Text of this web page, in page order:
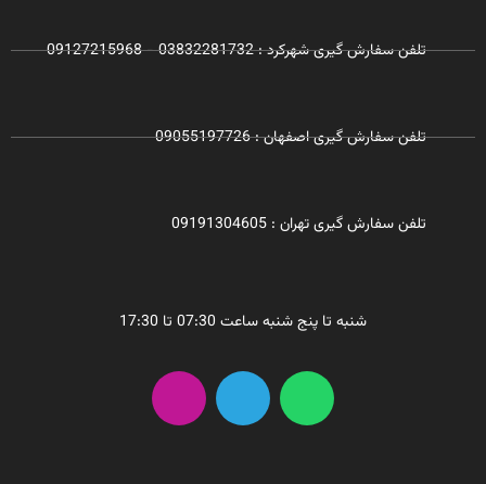
تلفن سفارش گیری شهرکرد : 03832281732 - 09127215968
تلفن سفارش گیری اصفهان : 09055197726
تلفن سفارش گیری تهران : 09191304605
شنبه تا پنج شنبه ساعت 07:30 تا 17:30
W
h
a
T
l
I
n
s